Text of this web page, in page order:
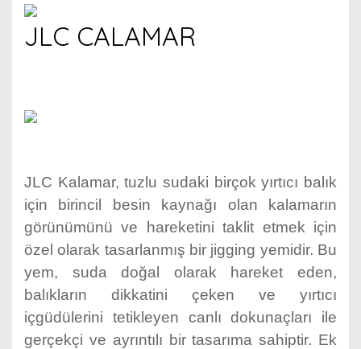
JLC CALAMAR
JLC Kalamar, tuzlu sudaki birçok yırtıcı balık
için birincil besin kaynağı olan kalamarın
görünümünü ve hareketini taklit etmek için
özel olarak tasarlanmış bir jigging yemidir. Bu
yem, suda doğal olarak hareket eden,
balıkların dikkatini çeken ve yırtıcı
içgüdülerini tetikleyen canlı dokunaçları ile
gerçekçi ve ayrıntılı bir tasarıma sahiptir. Ek